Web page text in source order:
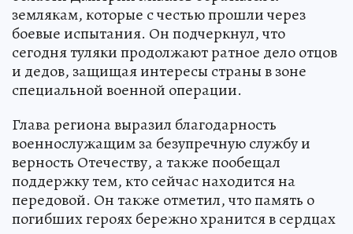
землякам, которые с честью прошли через
боевые испытания. Он подчеркнул, что
сегодня туляки продолжают ратное дело отцов
и дедов, защищая интересы страны в зоне
специальной военной операции.
Глава региона выразил благодарность
военнослужащим за безупречную службу и
верность Отечеству, а также пообещал
поддержку тем, кто сейчас находится на
передовой. Он также отметил, что память о
погибших героях бережно хранится в сердцах